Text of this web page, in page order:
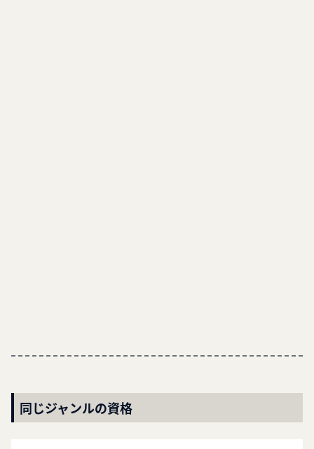
同じジャンルの資格